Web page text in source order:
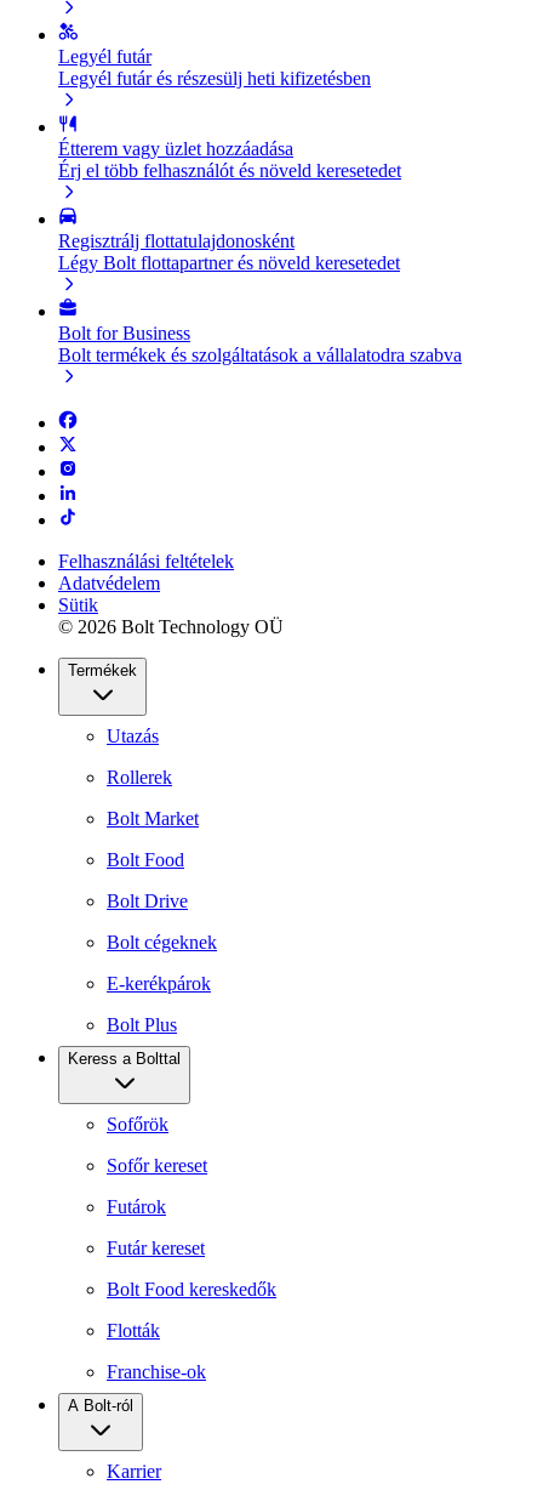
Legyél futár
Legyél futár és részesülj heti kifizetésben
Étterem vagy üzlet hozzáadása
Érj el több felhasználót és növeld keresetedet
Regisztrálj flottatulajdonosként
Légy Bolt flottapartner és növeld keresetedet
Bolt for Business
Bolt termékek és szolgáltatások a vállalatodra szabva
Felhasználási feltételek
Adatvédelem
Sütik
© 2026 Bolt Technology OÜ
Termékek
Utazás
Rollerek
Bolt Market
Bolt Food
Bolt Drive
Bolt cégeknek
E-kerékpárok
Bolt Plus
Keress a Bolttal
Sofőrök
Sofőr kereset
Futárok
Futár kereset
Bolt Food kereskedők
Flották
Franchise-ok
A Bolt-ról
Karrier